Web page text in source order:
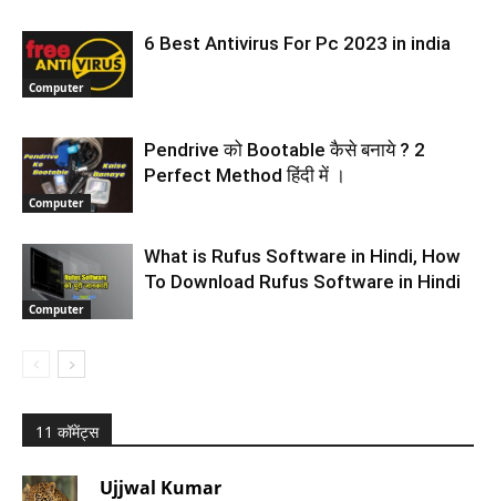
Computer
6 Best Antivirus For Pc 2023 in india
Computer
Pendrive को Bootable कैसे बनाये ? 2
Perfect Method हिंदी में ।
Computer
What is Rufus Software in Hindi, How
To Download Rufus Software in Hindi
11 कॉमेंट्स
Ujjwal Kumar